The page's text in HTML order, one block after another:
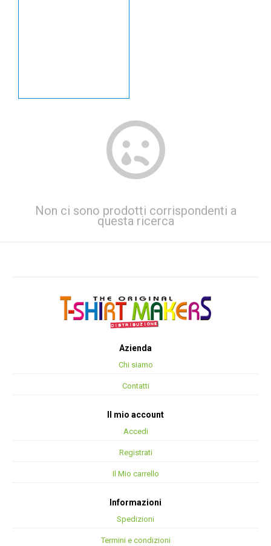
Non ci sono prodotti corrispondenti a
questa ricerca
Azienda
Chi siamo
Contatti
Il mio account
Accedi
Registrati
Il Mio carrello
Informazioni
Spedizioni
Termini e condizioni